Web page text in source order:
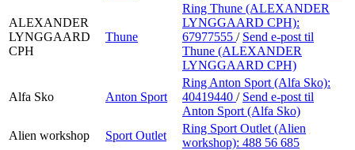
ALEXANDER
LYNGGAARD
CPH
Thune
Ring Thune (ALEXANDER
LYNGGAARD CPH):
67977555 / Send e-post til
Thune (ALEXANDER
LYNGGAARD CPH)
Alfa Sko Anton Sport
Ring Anton Sport (Alfa Sko):
40419440 / Send e-post til
Anton Sport (Alfa Sko)
Alien workshop
Sport Outlet
Ring Sport Outlet (Alien
workshop): 488 56 685